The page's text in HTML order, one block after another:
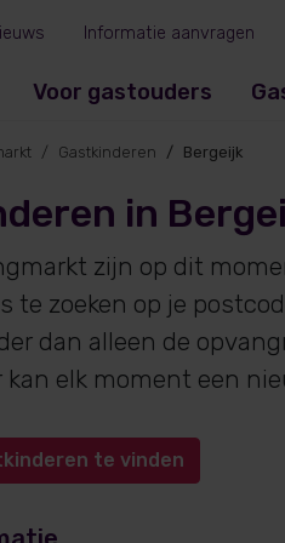
Voor gastouders
Informatie aanvragen
Gastkinderen Bergeijk
in
zijn op dit
te zoeken op je
dan alleen de
kan elk moment een
te vinden